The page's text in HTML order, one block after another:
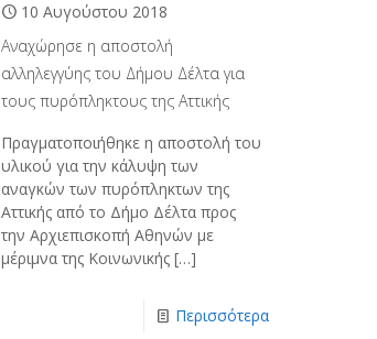
10 Αυγούστου 2018
Αναχώρησε η αποστολή
αλληλεγγύης του Δήμου Δέλτα για
τους πυρόπληκτους της Αττικής
Πραγματοποιήθηκε η αποστολή του
υλικού για την κάλυψη των
αναγκών των πυρόπληκτων της
Αττικής από το Δήμο Δέλτα προς
την Αρχιεπισκοπή Αθηνών με
μέριμνα της Κοινωνικής […]
Περισσότερα